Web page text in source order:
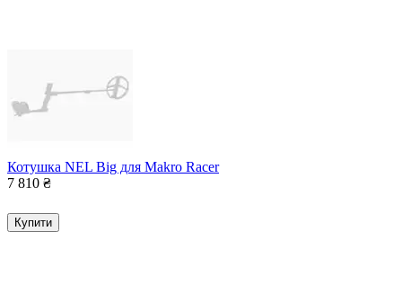
Котушка NEL Big для Makro Racer
7 810 ₴
Купити